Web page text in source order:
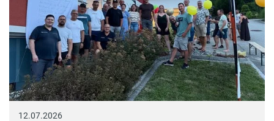
12.07.2026